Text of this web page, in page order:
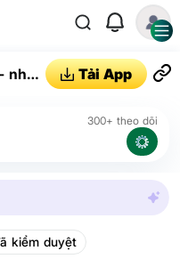
nhà
Tải App
300+ theo dõi
kiểm duyệt